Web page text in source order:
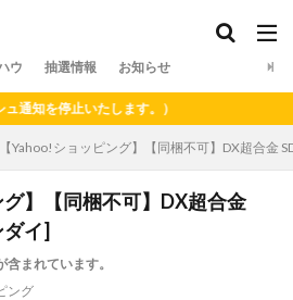
ウ 抽選情報 お知らせ
停止いたします。）
【Yahoo!ショッピング】【同梱不可】DX超合金
グ】【同梱不可】DX超合金
イ]
まれています。
ング